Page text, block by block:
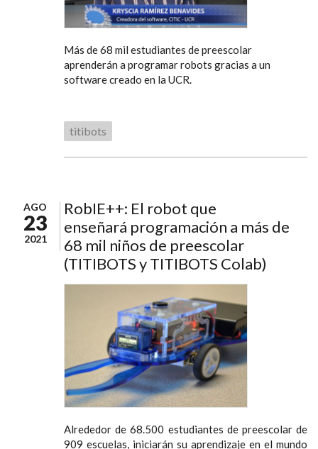
Más de 68 mil estudiantes de preescolar
aprenderán a programar robots gracias a un
software creado en la UCR.
titibots
AGO
23
2021
RobIE++: El robot que
enseñará programación a más de
68 mil niños de preescolar
(TITIBOTS y TITIBOTS Colab)
Alrededor de 68.500 estudiantes de preescolar de
909 escuelas, iniciarán su aprendizaje en el mundo